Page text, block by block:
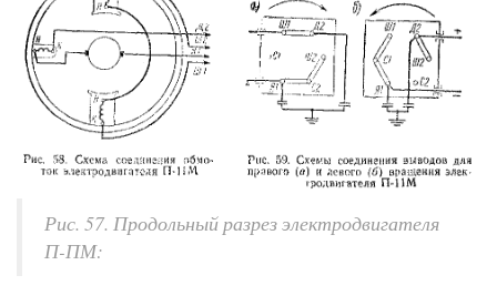
Рис. 57. Продольный разрез электродвигателя
П-ПМ: